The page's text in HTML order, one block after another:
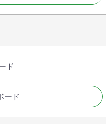
ド
ード